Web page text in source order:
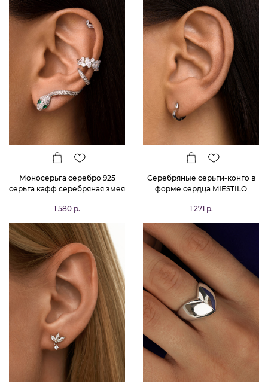
Моносерьга серебро 925
серьга кафф серебряная змея
1 580 р.
Серебряные серьги-конго в
форме сердца MIESTILO
1 271 р.